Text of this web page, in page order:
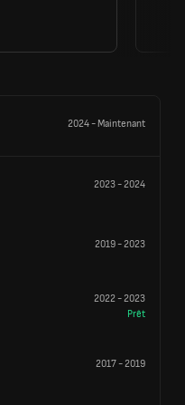
2024- Maintenant
2023-2024
2019-2023
2022-2023
Prêt
2017-2019